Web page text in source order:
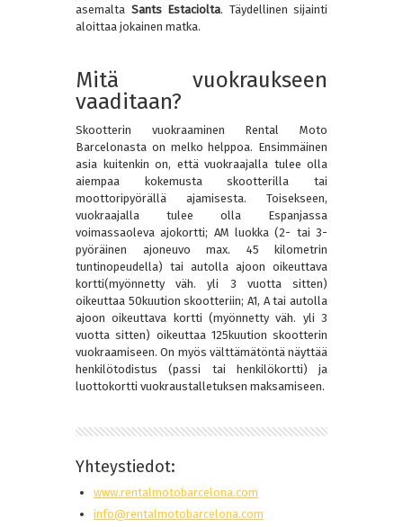
asemalta Sants Estaciolta. Täydellinen sijainti
aloittaa jokainen matka.
Mitä vuokraukseen
vaaditaan?
Skootterin vuokraaminen Rental Moto
Barcelonasta on melko helppoa. Ensimmäinen
asia kuitenkin on, että vuokraajalla tulee olla
aiempaa kokemusta skootterilla tai
moottoripyörällä ajamisesta. Toisekseen,
vuokraajalla tulee olla Espanjassa
voimassaoleva ajokortti; AM luokka (2- tai 3-
pyöräinen ajoneuvo max. 45 kilometrin
tuntinopeudella) tai autolla ajoon oikeuttava
kortti(myönnetty väh. yli 3 vuotta sitten)
oikeuttaa 50kuution skootteriin; A1, A tai autolla
ajoon oikeuttava kortti (myönnetty väh. yli 3
vuotta sitten) oikeuttaa 125kuution skootterin
vuokraamiseen. On myös välttämätöntä näyttää
henkilötodistus (passi tai henkilökortti) ja
luottokortti vuokraustalletuksen maksamiseen.
Yhteystiedot:
www.rentalmotobarcelona.com
info@rentalmotobarcelona.com